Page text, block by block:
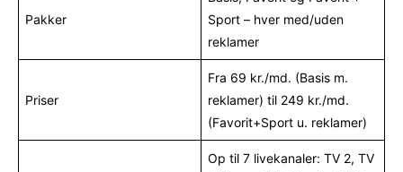
Pakker
Sport – hver med/uden
reklamer
Priser
Fra 69 kr./md. (Basis m.
reklamer) til 249 kr./md.
(Favorit+Sport u. reklamer)
Op til 7 livekanaler: TV 2, TV